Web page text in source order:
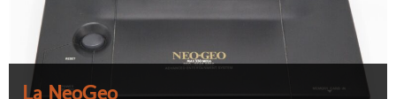
La NeoGeo